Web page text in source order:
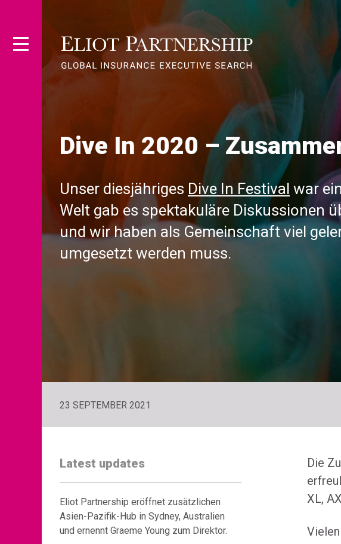
Dive In 2020 –
Unser diesjähriges Dive In Festival war
Welt gab es spektakuläre Diskussionen
und wir haben als Gemeinschaft viel
umgesetzt werden muss.
23 SEPTEMBER 2021
Latest updates
Eliot Partnership eröffnet zusätzlichen
Asien-Pazifik-Hub in Sydney, Australien
und ernennt Graeme Young zum Direktor.
Die
XL,